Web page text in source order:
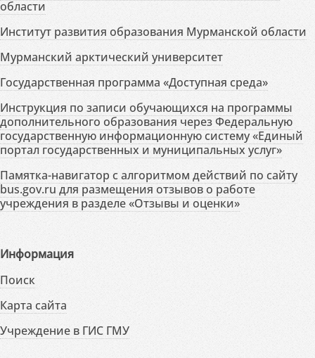
области
Институт развития образования Мурманской области
Мурманский арктический университет
Государственная программа «Доступная среда»
Инструкция по записи обучающихся на программы
дополнительного образования через Федеральную
государственную информационную систему «Единый
портал государственных и муниципальных услуг»
Памятка-навигатор с алгоритмом действий по сайту
bus.gov.ru для размещения отзывов о работе
учреждения в разделе «Отзывы и оценки»
Информация
Поиск
Карта сайта
Учреждение в ГИС ГМУ